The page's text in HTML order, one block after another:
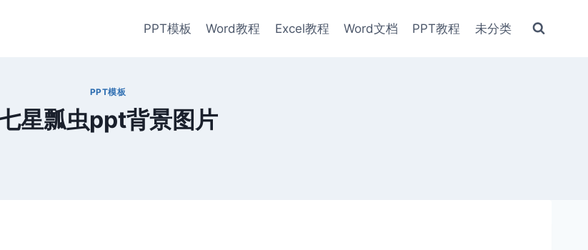
PPT模板 Word教程 Excel教程 Word文档 PPT教程 未分类
PPT模板
星瓢虫ppt背景图片